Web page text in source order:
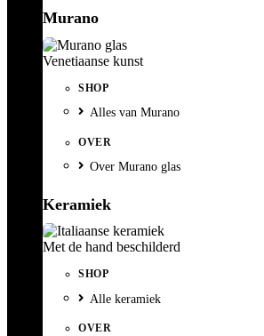
Murano
Venetiaanse kunst
SHOP
Alles van Murano
OVER
Over Murano glas
Keramiek
Met de hand beschilderd
SHOP
Alle keramiek
OVER